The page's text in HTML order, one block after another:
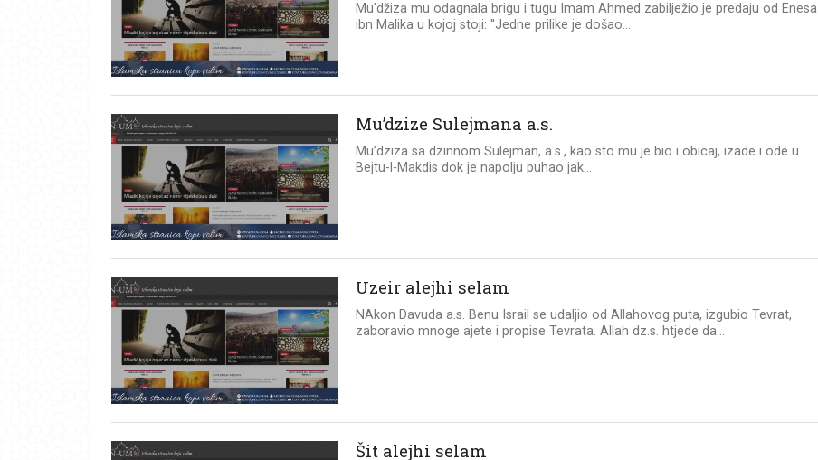
Mu'džiza mu odagnala brigu i tugu Imam Ahmed zabilježio je predaju od Enesa
ibn Malika u kojoj stoji: ''Jedne prilike je došao...
Mu’dzize Sulejmana a.s.
Mu’dziza sa dzinnom Sulejman, a.s., kao sto mu je bio i obicaj, izade i ode u
Bejtu-l-Makdis dok je napolju puhao jak...
Uzeir alejhi selam
NAkon Davuda a.s. Benu Israil se udaljio od Allahovog puta, izgubio Tevrat,
zaboravio mnoge ajete i propise Tevrata. Allah dz.s. htjede da...
Šit alejhi selam